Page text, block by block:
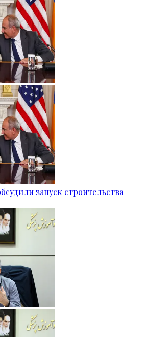
запуск строительства